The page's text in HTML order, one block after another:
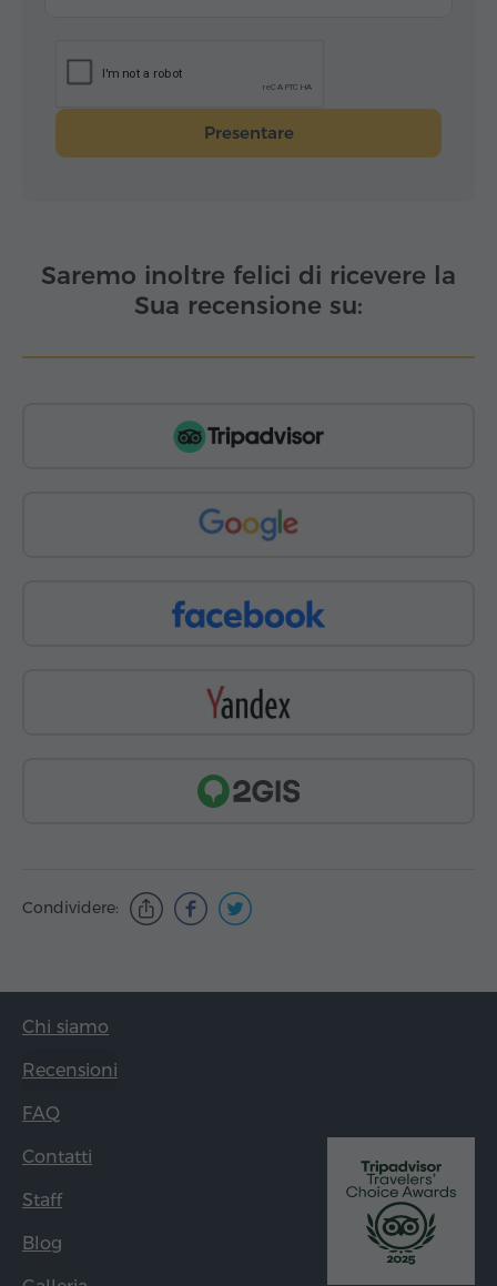
Presentare
Saremo inoltre felici di ricevere la
Sua recensione su:
Condividere:
Chi siamo
Recensioni
FAQ
Contatti
Staff
Blog